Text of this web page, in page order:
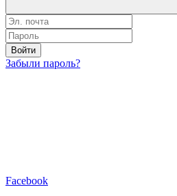
Войти
Забыли пароль?
Facebook